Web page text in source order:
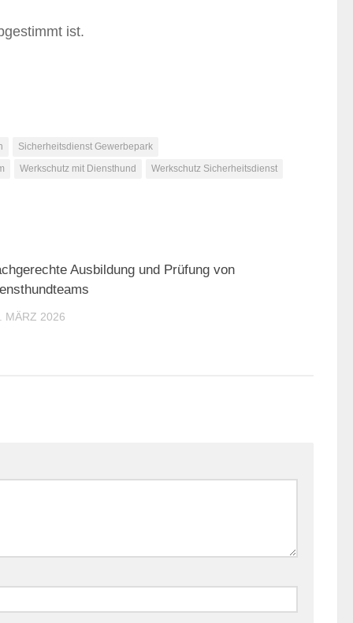
ist.
Sicherheitsdienst Gewerbepark
Werkschutz mit Diensthund Werkschutz Sicherheitsdienst
Ausbildung und Prüfung von
MÄRZ 2026